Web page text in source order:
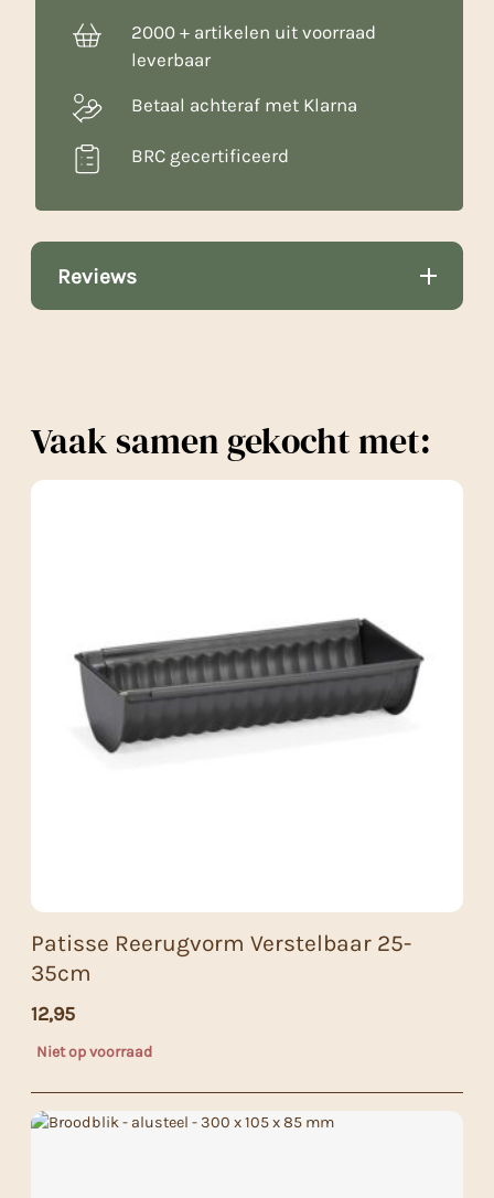
2000 + artikelen uit voorraad
leverbaar
Betaal achteraf met Klarna
BRC gecertificeerd
Reviews
Vaak samen gekocht met:
Patisse Reerugvorm Verstelbaar 25-
35cm
12,95
Niet op voorraad